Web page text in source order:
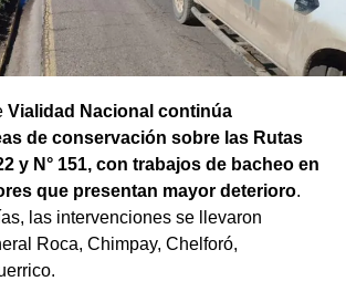
Vialidad Nacional continúa
de conservación sobre las Rutas
y N° 151, con trabajos de bacheo en
que presentan mayor deterioro.
las intervenciones se llevaron
Roca, Chimpay, Chelforó,